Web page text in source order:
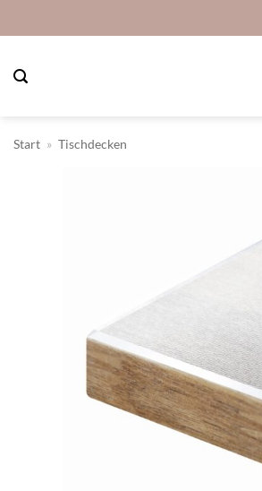
Inhalt
Start » Tischdecken